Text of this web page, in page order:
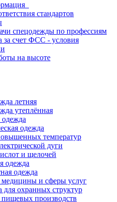
стандартов
спецодежды по профессиям
за счет ФСС - условия
на высоте
летняя
утеплённая
одежда
одежда
температур
дуги
и щелочей
одежда
одежда
и сферы услуг
для охранных структур
производств